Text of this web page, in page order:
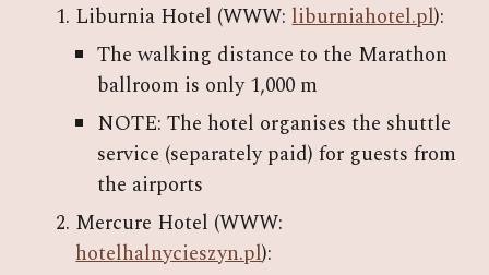
Liburnia Hotel (WWW:liburniahotel.pl):
The walking distance to the Marathon
ballroom is only 1,000 m
NOTE: The hotel organises the shuttle
service (separately paid) for guests from
the airports
Mercure Hotel (WWW:
hotelhalnycieszyn.pl):